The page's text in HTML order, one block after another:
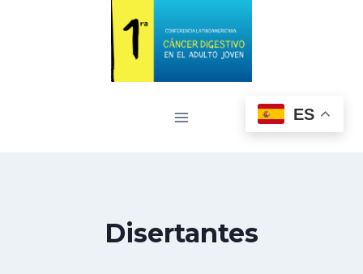
ES
Disertantes